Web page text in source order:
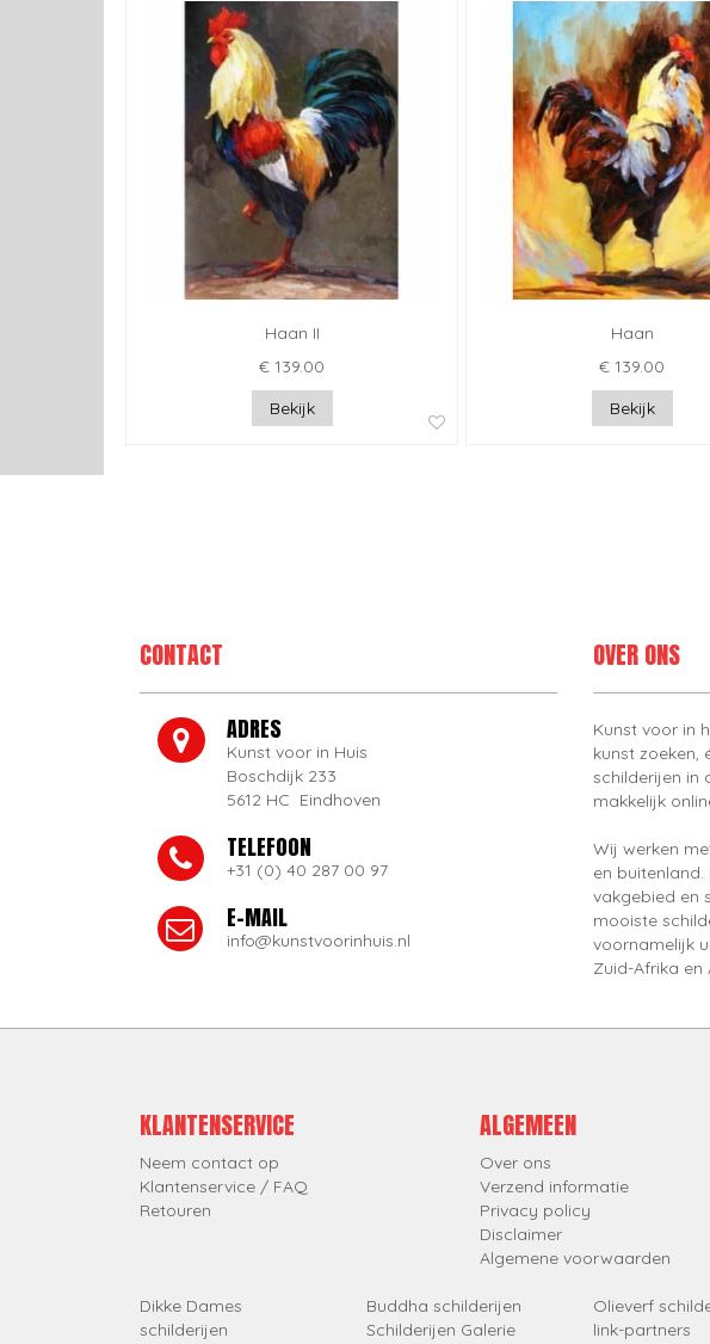
Haan II
€ 139.00
Bekijk
Haan
€ 139.00
Bekijk
CONTACT
ADRES
Kunst voor in Huis
Boschdijk 233
5612 HC Eindhoven
TELEFOON
+31 (0) 40 287 00 97
E-MAIL
info@kunstvoorinhuis.nl
OVER ONS
Kunst voor in
kunst zoeken,
schilderijen in
makkelijk
Wij werken
en buitenland.
vakgebied en
mooiste
voornamelijk
Zuid-Afrika en
KLANTENSERVICE
Neem contact op
Klantenservice / FAQ
Retouren
ALGEMEEN
Over ons
Verzend informatie
Privacy policy
Disclaimer
Algemene voorwaarden
Dikke Dames
schilderijen
Buddha schilderijen
Schilderijen Galerie
Olieverf
link-partners